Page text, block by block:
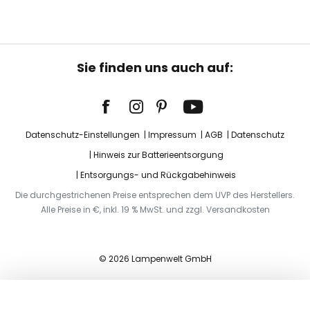
Sie finden uns auch auf:
Datenschutz-Einstellungen Impressum AGB
Datenschutz
Hinweis zur Batterieentsorgung
Entsorgungs- und Rückgabehinweis
Die durchgestrichenen Preise entsprechen dem UVP des Herstellers.
Alle Preise in €, inkl. 19 % MwSt. und zzgl. Versandkosten
© 2026 Lampenwelt GmbH